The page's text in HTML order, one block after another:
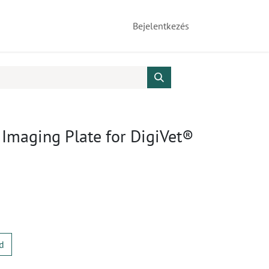
Bejelentkezés
Plate for DigiVet®